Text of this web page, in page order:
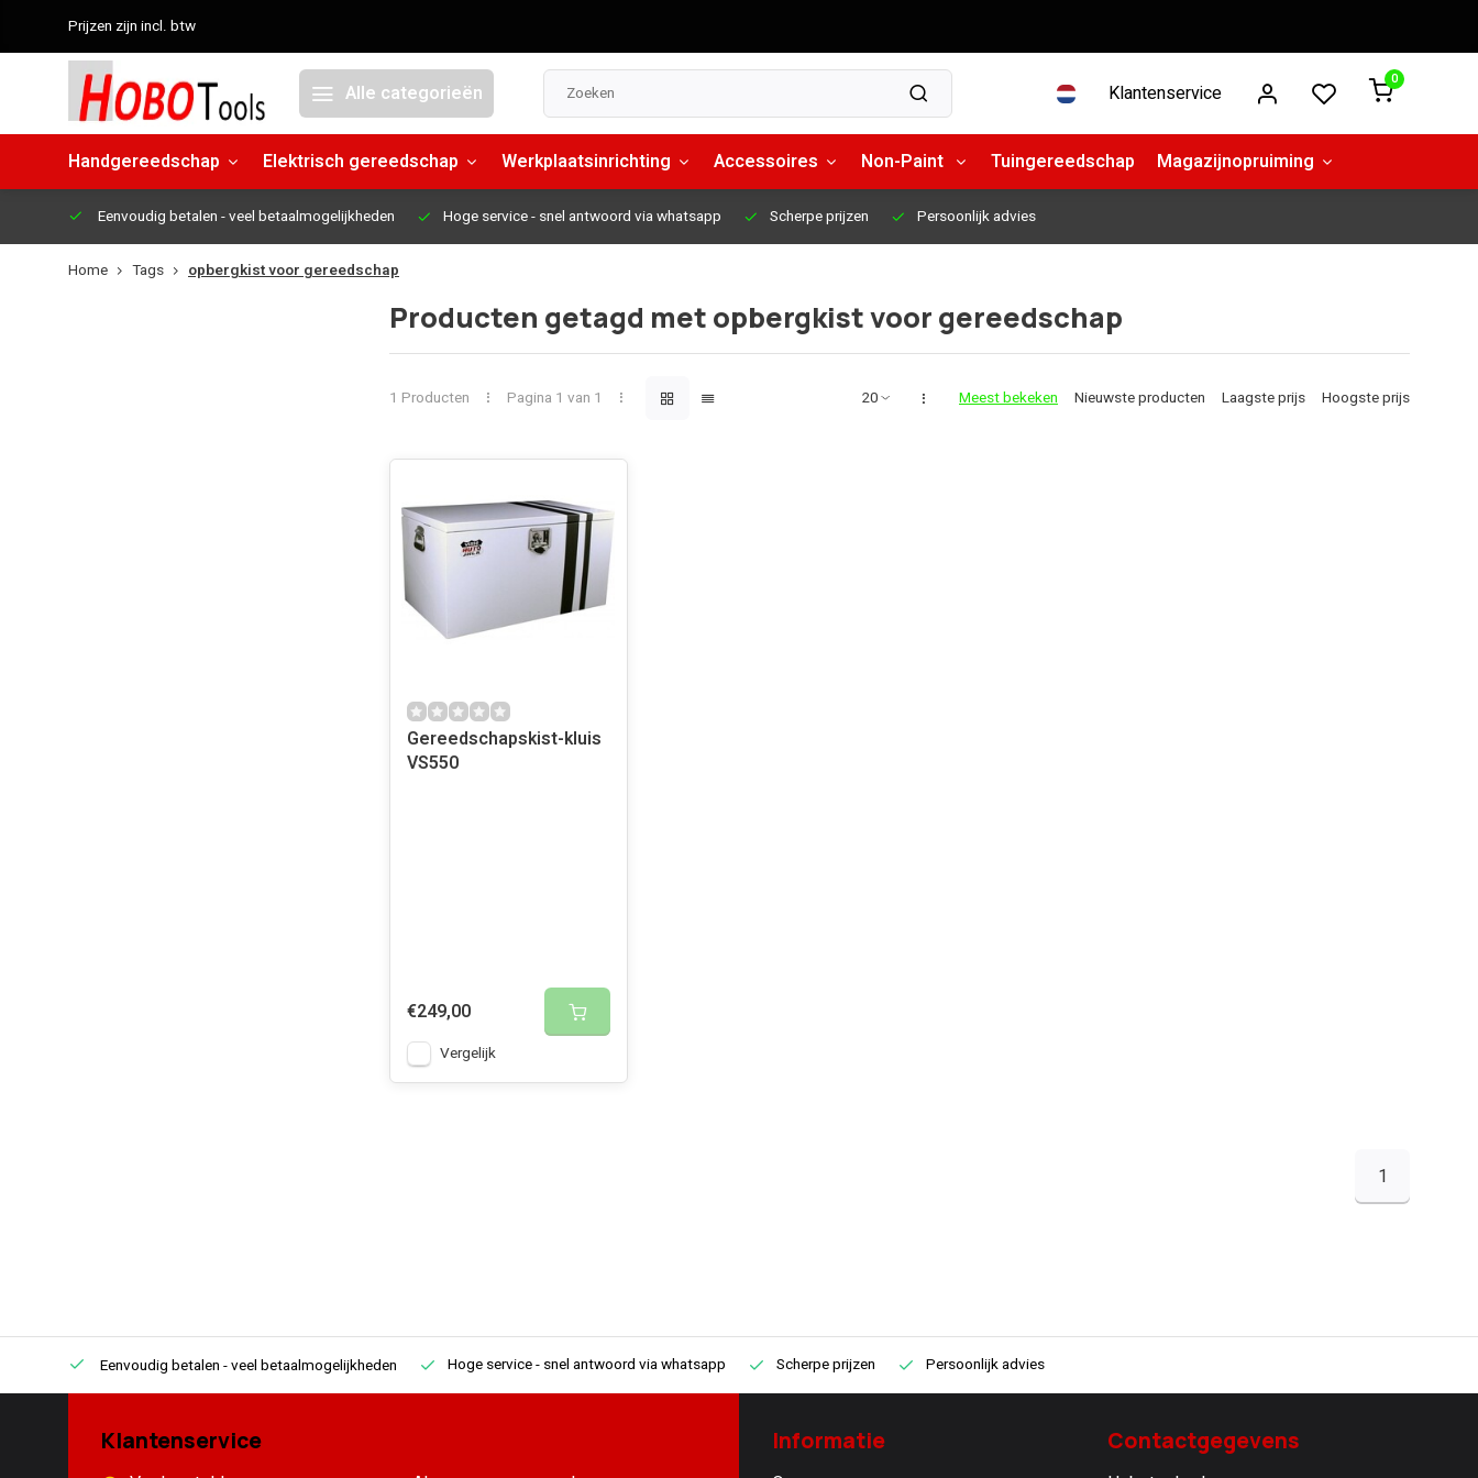
Prijzen zijn incl. btw
Alle categorieën Klantenservice
0
Handgereedschap Elektrisch gereedschap Werkplaatsinrichting Accessoires Non-Paint Tuingereedschap Magazijnopruiming
Eenvoudig betalen - veel betaalmogelijkheden Hoge service- snel antwoord via whatsapp Scherpe prijzen Persoonlijk advies
Home Tags opbergkist voor gereedschap
Producten getagd met opbergkist voor gereedschap
1 Producten Pagina 1 van 1 Meest bekeken Nieuwste producten Laagste prijs Hoogste prijs
Gereedschapskist-kluis
VS550
€249,00
Vergelijk
1
Eenvoudig betalen - veel betaalmogelijkheden Hoge service- snel antwoord via whatsapp Scherpe prijzen Persoonlijk advies
Klantenservice Informatie Contactgegevens